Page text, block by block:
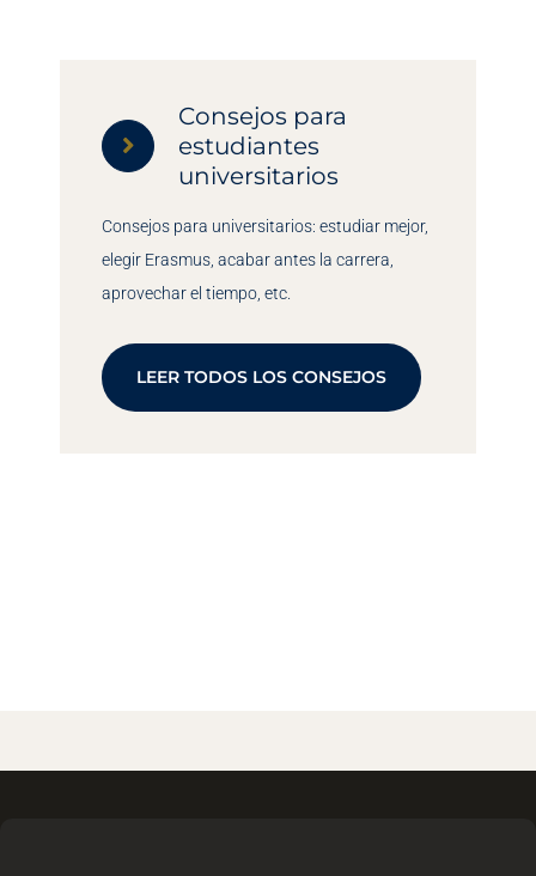
Consejos para
estudiantes
universitarios
Consejos para universitarios: estudiar mejor,
elegir Erasmus, acabar antes la carrera,
aprovechar el tiempo, etc.
LEER TODOS LOS CONSEJOS